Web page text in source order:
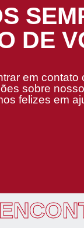
DE
em contato
sobre
felizes em